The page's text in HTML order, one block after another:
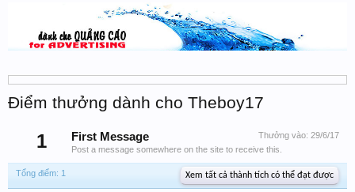
Điểm thưởng dành cho Theboy17
1 Thưởng vào: 29/6/17
First Message
Post a message somewhere on the site to receive this.
Tổng điểm: 1 Xem tất cả thành tích có thể đạt được